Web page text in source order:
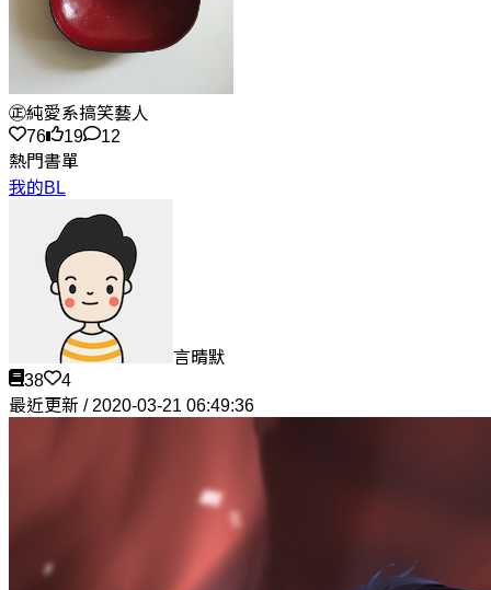
㊣純愛系搞笑藝人
76
19
12
熱門書單
我的BL
言晴默
38
4
最近更新 / 2020-03-21 06:49:36